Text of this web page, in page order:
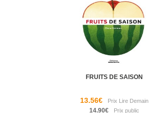
FRUITS DE SAISON
13.56€
14.90€